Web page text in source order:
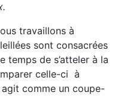
travaillons à
sont consacrées
temps de s’atteler à la
celle-ci à
comme un coupe-